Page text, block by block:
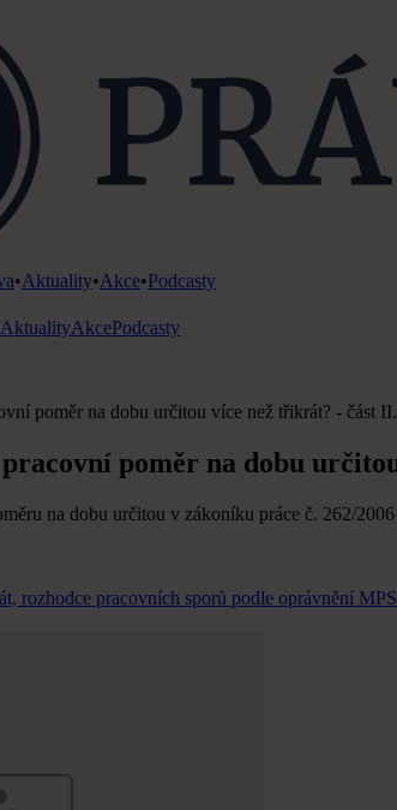
•Aktuality•Akce•Podcasty
AktualityAkcePodcasty
poměr na dobu určitou více než třikrát? - část II.
poměr na dobu
na dobu určitou v zákoníku práce č. 262/
rozhodce pracovních sporů podle oprávnění